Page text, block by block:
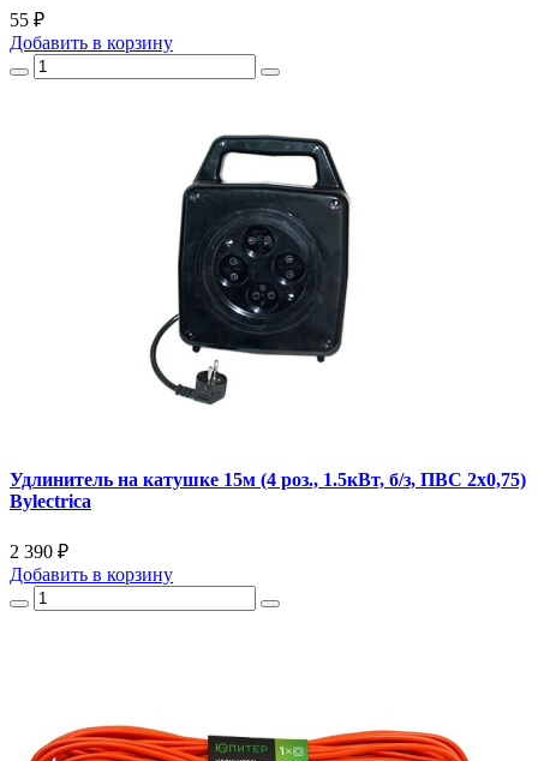
55 ₽
Добавить в корзину
Удлинитель на катушке 15м (4 роз., 1.5кВт, б/з, ПВС 2х0,75)
Bylectrica
2 390 ₽
Добавить в корзину